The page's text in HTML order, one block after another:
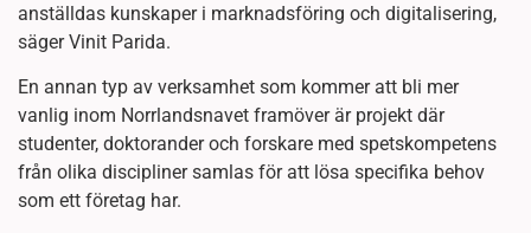
anställdas kunskaper i marknadsföring och digitalisering,
säger Vinit Parida.
En annan typ av verksamhet som kommer att bli mer
vanlig inom Norrlandsnavet framöver är projekt där
studenter, doktorander och forskare med spetskompetens
från olika discipliner samlas för att lösa specifika behov
som ett företag har.